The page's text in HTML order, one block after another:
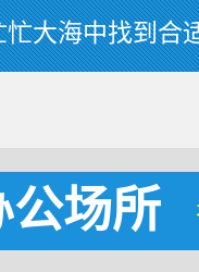
大海中找到合
公场所